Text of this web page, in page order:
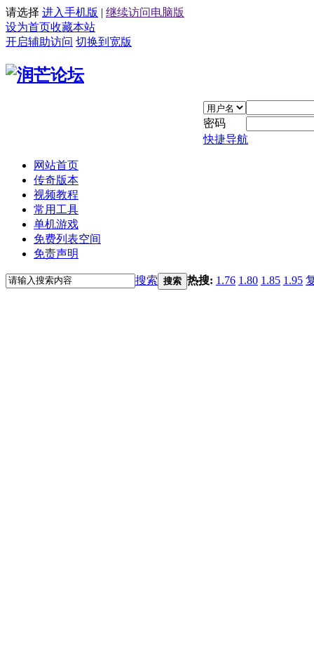
请选择 进入手机版 | 继续访问电脑版
设为首页收藏本站
开启辅助访问 切换到宽版
密码
快捷导航
网站首页
传奇版本
视频教程
常用工具
单机游戏
免费列表空间
免责声明
搜索 搜索 热搜: 1.76 1.80 1.85 1.95